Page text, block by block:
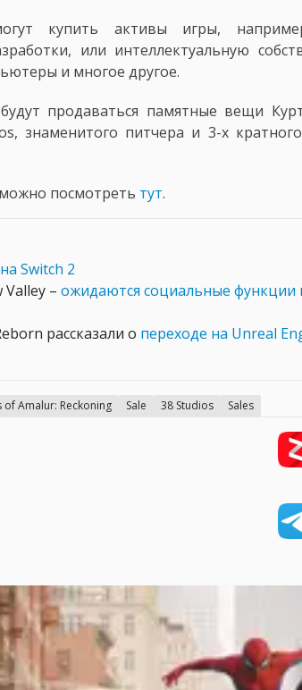
купить активы игры,
или интеллектуальную
и многое другое.
продаваться памятные вещи
знаменитого питчера и 3-х
посмотреть тут.
Switch 2
– ожидаются социальные функции
рассказали о переходе на Unreal
of Amalur: Reckoning Sale 38 Studios Sales